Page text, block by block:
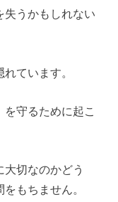
失うかもしれない
ています。
守るために起こ
切なのかどう
もちません。